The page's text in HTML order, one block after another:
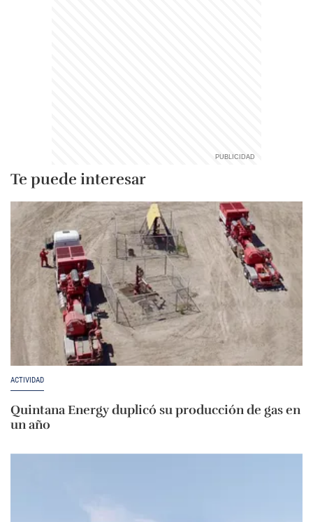
Te puede interesar
ACTIVIDAD
Quintana Energy duplicó su producción de gas en
un año